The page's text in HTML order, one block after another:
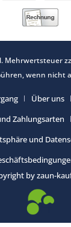
Mehrwertsteuer
wenn nicht
Über uns
Zahlungsarten
und
by zaun-